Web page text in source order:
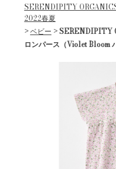
SERENDIPITY
2022春夏
>ベビー > SERENDIPITY
ロンパース（Violet Bloom